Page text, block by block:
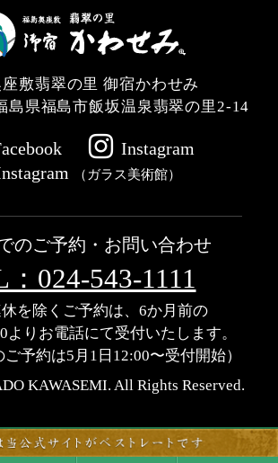
敷翡翠の里 御宿かわせみ
島県福島市飯坂温泉翡翠の里2-14
Instagram
（ガラス美術館）
のご予約・お問い合わせ
024-543-1111
を除くご予約は、6か月前の
よりお電話にて受付いたします。
ご予約は5月1日12:00〜受付開始）
KAWASEMI. All Rights Reserved.